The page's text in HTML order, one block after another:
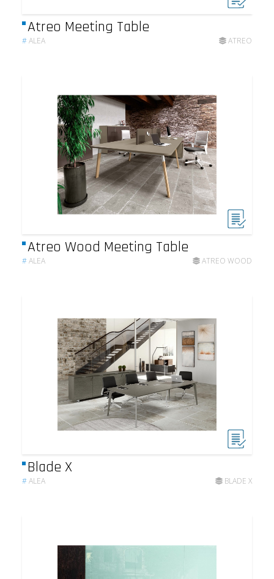
Atreo Meeting Table
#ALEA ATREO
Atreo Wood Meeting Table
#ALEA ATREO WOOD
Blade X
#ALEA BLADE X